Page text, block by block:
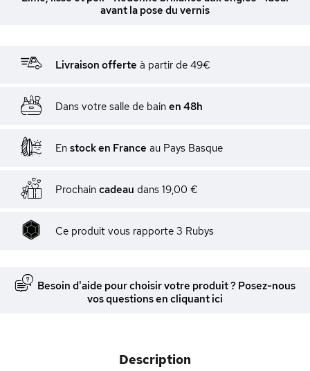
avant la pose du vernis
Livraison offerte à partir de 49€
Dans votre salle de bain en 48h
En stock en France au Pays Basque
Prochain cadeau dans 19,00 €
Ce produit vous rapporte 3 Rubys
Besoin d'aide pour choisir votre produit ? Posez-nous
vos questions en cliquant ici
Description